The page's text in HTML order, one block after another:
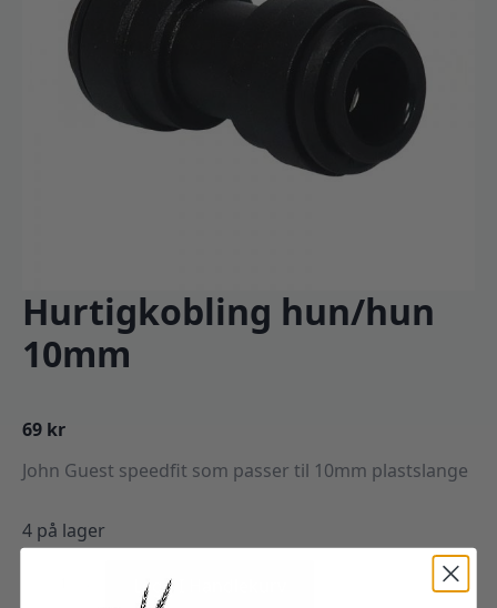
Hurtigkobling hun/hun
10mm
69 kr
John Guest speedfit som passer til 10mm plastslange
4 på lager
Legg I Handlekurv